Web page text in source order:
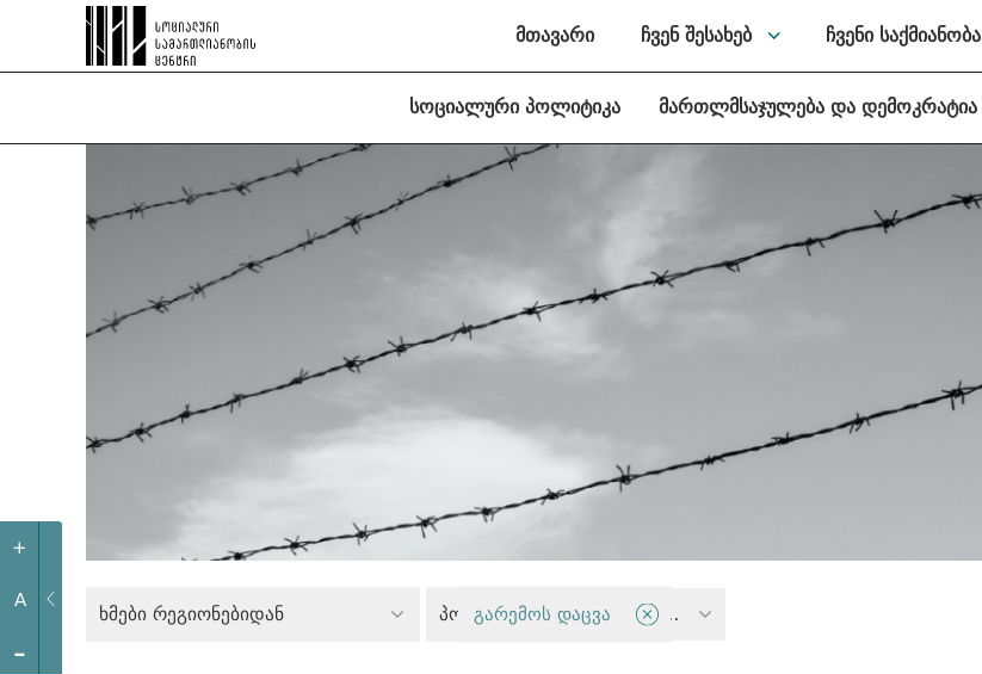
+
A
-
მთავარი ჩვენ შესახებ ჩვენი საქმიანობა
სოციალური პოლიტიკა მართლმსაჯულება და დემოკრატია
ხმები რეგიონებიდან პოლიტიკა და ადამიანის უფლებები კონფლიქტის რეგიონებში
გარემოს დაცვა